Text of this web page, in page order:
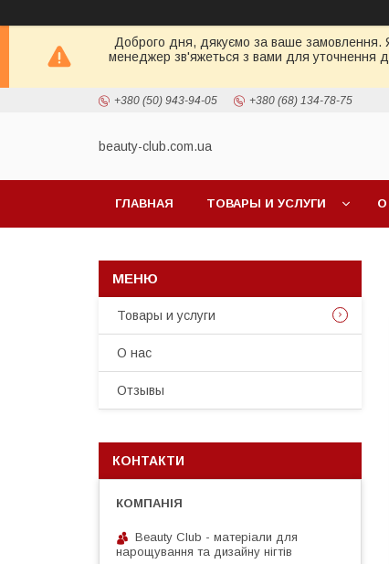
Доброго дня, дякуємо за ваше замовлення.
менеджер зв'яжеться з вами для уточнення
+380 (50) 943-94-05 +380 (68) 134-78-75
beauty-club.com.ua
ГЛАВНАЯ ТОВАРЫ И УСЛУГИ О
Товары и услуги
О нас
Отзывы
КОНТАКТИ
Beauty Club - матеріали для
нарощування та дизайну нігтів